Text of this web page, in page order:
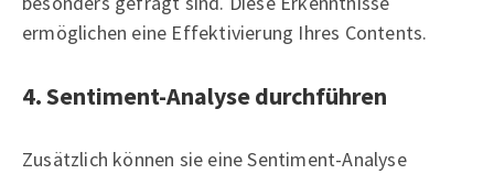
ermöglichen eine Effektivierung Ihres Contents.
4. Sentiment-Analyse durchführen
Zusätzlich können sie eine Sentiment-Analyse